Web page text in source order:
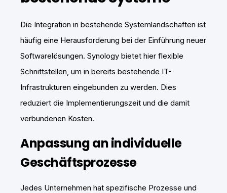
Die Integration in bestehende Systemlandschaften ist
häufig eine Herausforderung bei der Einführung neuer
Softwarelösungen. Synology bietet hier flexible
Schnittstellen, um in bereits bestehende IT-
Infrastrukturen eingebunden zu werden. Dies
reduziert die Implementierungszeit und die damit
verbundenen Kosten.
Anpassung an individuelle
Geschäftsprozesse
Jedes Unternehmen hat spezifische Prozesse und